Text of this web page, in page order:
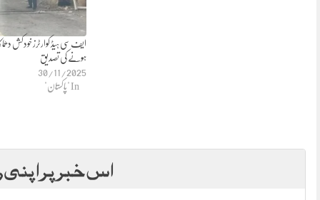
ایف سی ہیڈ کوارٹرز خودکش
ہونے کی تصدیق
30/11/2025
In "پاکستان"
اس خبر پر اپنی